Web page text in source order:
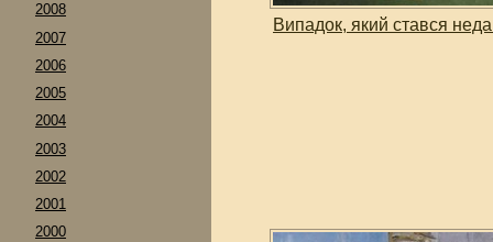
2008
2007
2006
2005
2004
2003
2002
2001
2000
Випадок, який стався